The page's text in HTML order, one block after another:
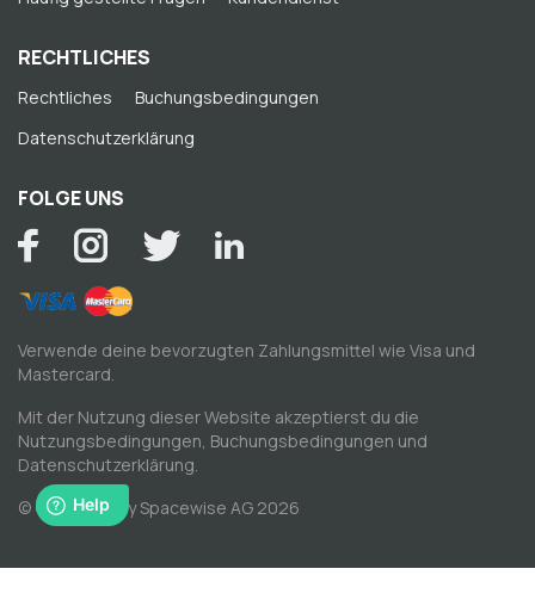
RECHTLICHES
Rechtliches
Buchungsbedingungen
Datenschutzerklärung
FOLGE UNS
Verwende deine bevorzugten Zahlungsmittel wie Visa und
Mastercard.
Mit der Nutzung dieser Website akzeptierst du die
Nutzungsbedingungen, Buchungsbedingungen und
Datenschutzerklärung.
© Copyright by Spacewise AG 2026